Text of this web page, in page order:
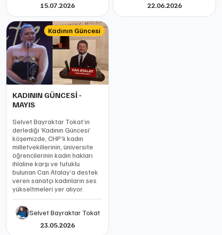
15.07.2026
22.06.2026
Kadının Güncesi
KADININ GÜNCESİ -
MAYIS
Selvet Bayraktar Tokat’ın
derlediği ‘Kadının Güncesi’
köşemizde, CHP’li kadın
milletvekillerinin, üniversite
öğrencilerinin kadın hakları
ihlaline karşı ve tutuklu
bulunan Can Atalay’a destek
veren sanatçı kadınların ses
yükseltmeleri yer alıyor.
Selvet Bayraktar Tokat
23.05.2026